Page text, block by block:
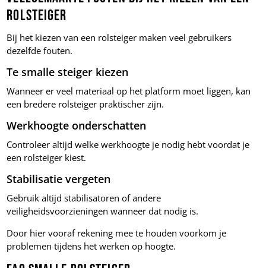
rolsteiger
Bij het kiezen van een rolsteiger maken veel gebruikers
dezelfde fouten.
Te smalle steiger kiezen
Wanneer er veel materiaal op het platform moet liggen, kan
een bredere rolsteiger praktischer zijn.
Werkhoogte onderschatten
Controleer altijd welke werkhoogte je nodig hebt voordat je
een rolsteiger kiest.
Stabilisatie vergeten
Gebruik altijd stabilisatoren of andere
veiligheidsvoorzieningen wanneer dat nodig is.
Door hier vooraf rekening mee te houden voorkom je
problemen tijdens het werken op hoogte.